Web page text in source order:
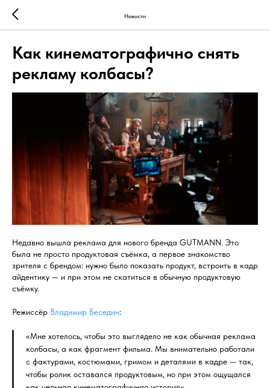
Новости
Как кинематографично снять
рекламу колбасы?
Недавно вышла реклама для нового бренда GUTMANN. Это
была не просто продуктовая съёмка, а первое знакомство
зрителя с брендом: нужно было показать продукт, встроить в кадр
айдентику — и при этом не скатиться в обычную продуктовую
съёмку.
Режиссёр Владимир Беседин:
«Мне хотелось, чтобы это выглядело не как обычная реклама
колбасы, а как фрагмент фильма. Мы внимательно работали
с фактурами, костюмами, гримом и деталями в кадре — так,
чтобы ролик оставался продуктовым, но при этом ощущался